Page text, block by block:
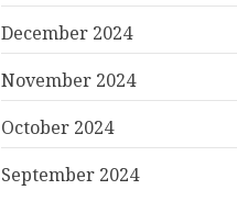
December 2024
November 2024
October 2024
September 2024